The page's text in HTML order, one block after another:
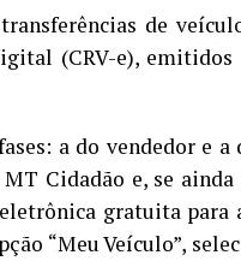
de
(CRV-e), emitidos
a do vendedor e a
Cidadão e, se
gratuita para
“Meu Veículo”,